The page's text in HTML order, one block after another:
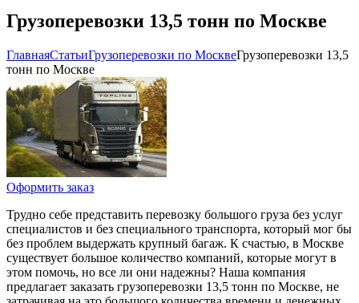
Грузоперевозки 13,5 тонн по Москве
ГлавнаяCтатьиГрузоперевозки по МосквеГрузоперевозки 13,5
тонн по Москве
Оформить заказ
Трудно себе представить перевозку большого груза без услуг
специалистов и без специального транспорта, который мог бы
без проблем выдержать крупный багаж. К счастью, в Москве
существует большое количество компаний, которые могут в
этом помочь, но все ли они надежны? Наша компания
предлагает заказать грузоперевозки 13,5 тонн по Москве, не